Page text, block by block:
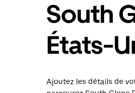
South
États-
Ajoutez les détails de